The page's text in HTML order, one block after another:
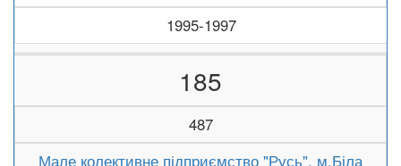
1995-1997
185
487
Мале колективне підприємство "Русь", м.Біла